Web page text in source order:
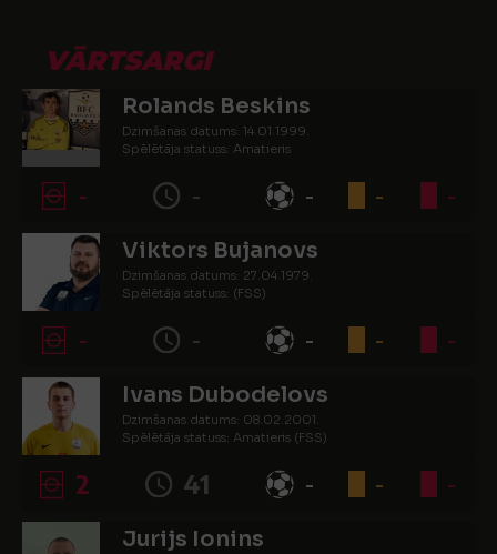
VĀRTSARGI
Rolands Beskins
Dzimšanas datums: 14.01.1999.
Spēlētāja statuss: Amatieris
- - - - -
Viktors Bujanovs
Dzimšanas datums: 27.04.1979.
Spēlētāja statuss: (FSS)
- - - - -
Ivans Dubodelovs
Dzimšanas datums: 08.02.2001.
Spēlētāja statuss: Amatieris (FSS)
2 41 - - -
Jurijs Ionins